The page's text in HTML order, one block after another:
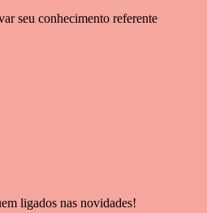
seu conhecimento referente
ligados nas novidades!